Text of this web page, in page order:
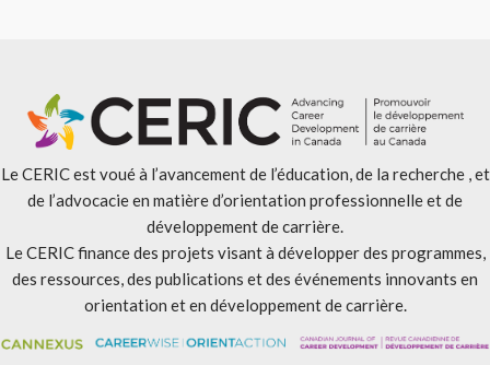
Le CERIC est voué à l’avancement de l’éducation, de la recherche , et
de l’advocacie en matière d’orientation professionnelle et de
développement de carrière.
Le CERIC finance des projets visant à développer des programmes,
des ressources, des publications et des événements innovants en
orientation et en développement de carrière.